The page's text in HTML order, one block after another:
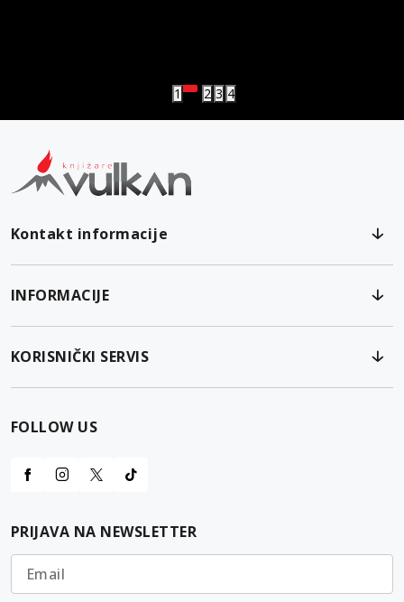
1 2 3 4
Kontakt informacije
INFORMACIJE
KORISNIČKI SERVIS
FOLLOW US
PRIJAVA NA NEWSLETTER
Email